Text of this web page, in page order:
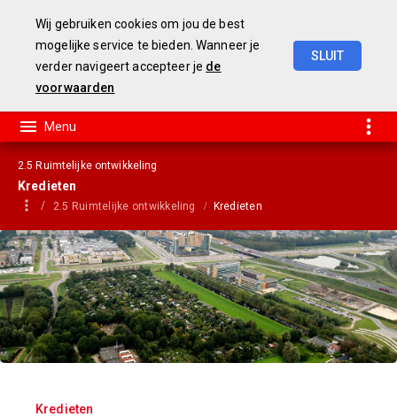
2.5 Ruimtelijke ontwikkeling
Kredieten
2.5 Ruimtelijke ontwikkeling Kredieten
Kredieten
Wij gebruiken cookies om jou de best
mogelijke service te bieden. Wanneer je
verder navigeert accepteer je de
voorwaarden
SLUIT